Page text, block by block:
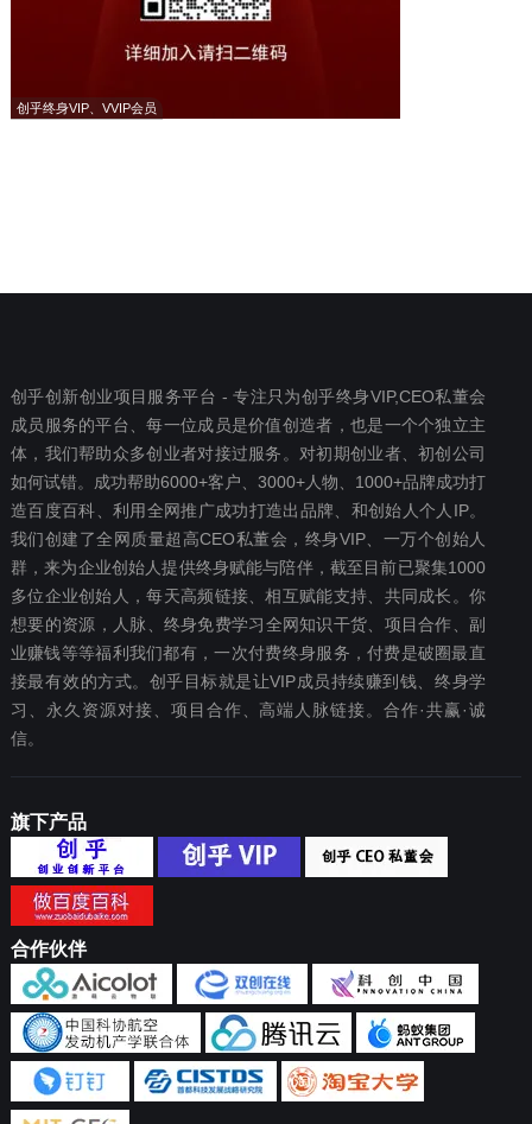
创乎终身VIP、VVIP会员
创乎创新创业项目服务平台 - 专注只为创乎终身VIP,CEO私董会
成员服务的平台、每一位成员是价值创造者，也是一个个独立主
体，我们帮助众多创业者对接过服务。对初期创业者、初创公司
如何试错。成功帮助6000+客户、3000+人物、1000+品牌成功打
造百度百科、利用全网推广成功打造出品牌、和创始人个人IP。
我们创建了全网质量超高CEO私董会，终身VIP、一万个创始人
群，来为企业创始人提供终身赋能与陪伴，截至目前已聚集1000
多位企业创始人，每天高频链接、相互赋能支持、共同成长。你
想要‬的资源，人脉、终身免费学习全网知识干货、项目合作、副
业赚钱等等福利我们都‬有，一次付费终‬身服务，付费是破圈最‬直
接最有效‬的方式。创乎目标就是让VIP成员持续赚到钱、终身学
习、永久资源对接、项目合作、高端人脉链接。合作·共赢·诚
信。
旗下产品
合作伙伴